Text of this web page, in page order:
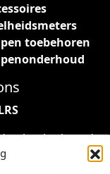
toebehoren